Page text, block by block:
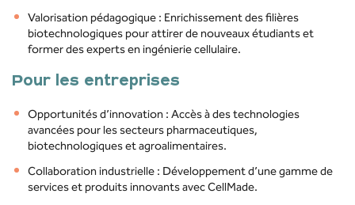
Valorisation pédagogique : Enrichissement des filières
biotechnologiques pour attirer de nouveaux étudiants et
former des experts en ingénierie cellulaire.
Pour les entreprises
Opportunités d’innovation : Accès à des technologies
avancées pour les secteurs pharmaceutiques,
biotechnologiques et agroalimentaires.
Collaboration industrielle : Développement d’une gamme de
services et produits innovants avec CellMade.